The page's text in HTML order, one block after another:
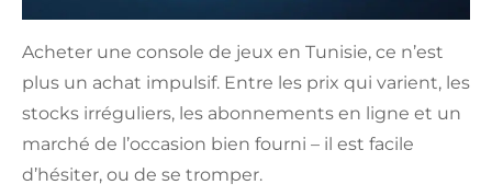
Acheter une console de jeux en Tunisie, ce n’est
plus un achat impulsif. Entre les prix qui varient, les
stocks irréguliers, les abonnements en ligne et un
marché de l’occasion bien fourni – il est facile
d’hésiter, ou de se tromper.